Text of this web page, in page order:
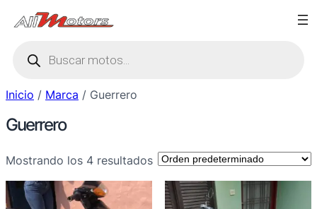
Saltar
al
productos
Inicio / Marca / Guerrero
Guerrero
Mostrando los 4 resultados